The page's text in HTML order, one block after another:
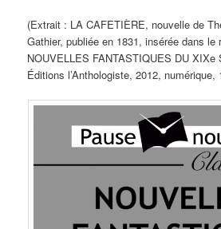
(Extrait : LA CAFETIÈRE, nouvelle de
Gathier, publiée en 1831, insérée dans le
NOUVELLES FANTASTIQUES DU XIXe
Éditions l’Anthologiste, 2012, numérique,